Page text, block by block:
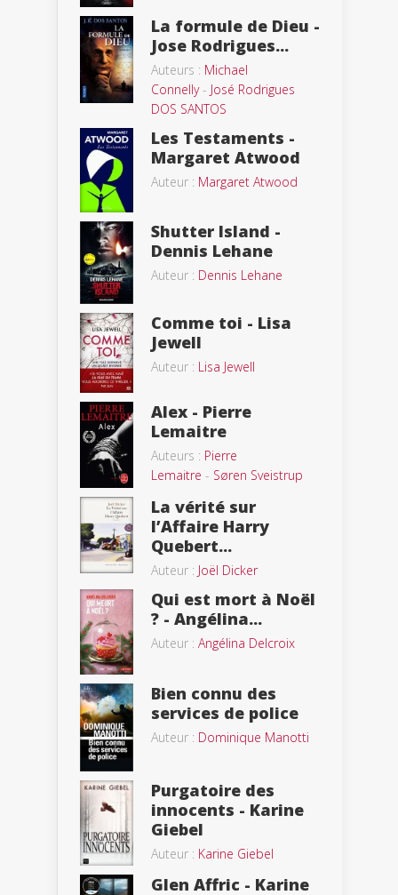
La formule de Dieu -
Jose Rodrigues...
Auteurs : Michael
Connelly- José Rodrigues
DOS SANTOS
Les Testaments -
Margaret Atwood
Auteur : Margaret Atwood
Shutter Island -
Dennis Lehane
Auteur : Dennis Lehane
Comme toi - Lisa
Jewell
Auteur : Lisa Jewell
Alex - Pierre
Lemaitre
Auteurs : Pierre
Lemaitre - Søren Sveistrup
La vérité sur
l’Affaire Harry
Quebert...
Auteur : Joël Dicker
Qui est mort à Noël
? - Angélina...
Auteur : Angélina Delcroix
Bien connu des
services de police
Auteur : Dominique Manotti
Purgatoire des
innocents - Karine
Giebel
Auteur : Karine Giebel
Glen Affric - Karine